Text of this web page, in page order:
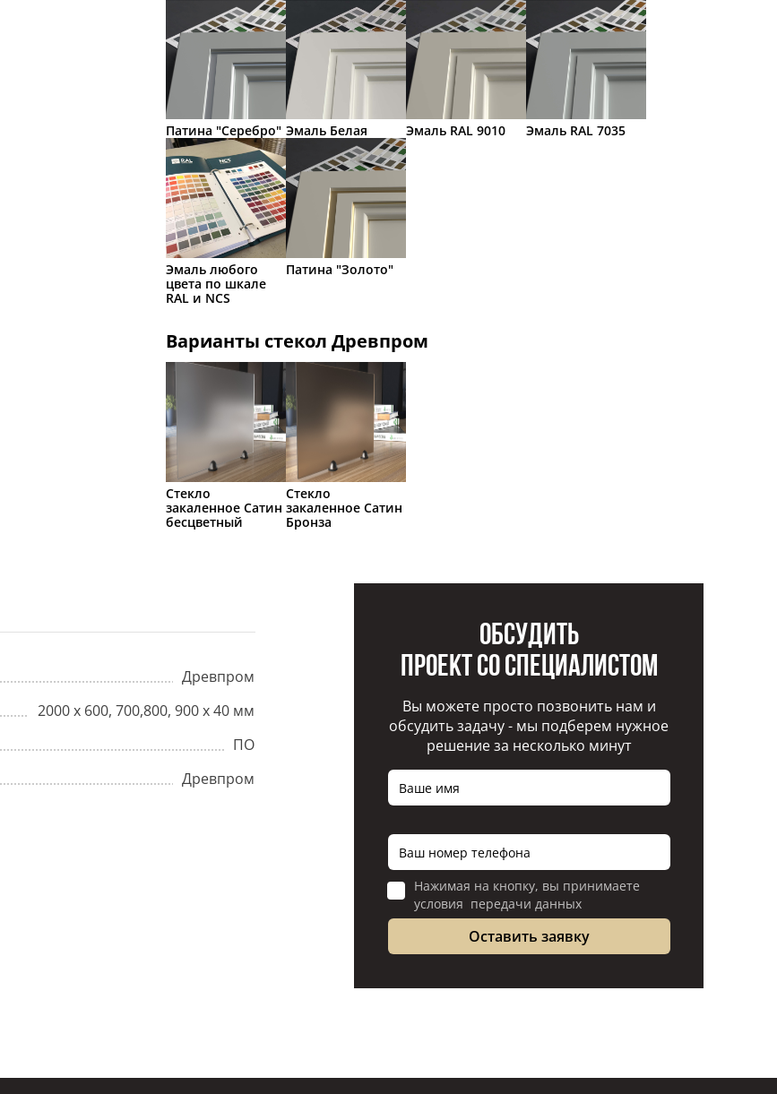
Патина "Серебро" Эмаль Белая Эмаль RAL 9010 Эмаль RAL 7035
Эмаль любого
цвета по шкале
RAL и NCS
Патина "Золото"
Варианты стекол Древпром
Стекло
закаленное Сатин
бесцветный
Стекло
закаленное Сатин
Бронза
Древпром
2000 х 600, 700,800, 900 х 40 мм
ПО
Древпром
Обсудить
проект со специалистом
Вы можете просто позвонить нам и
обсудить задачу - мы подберем нужное
решение за несколько минут
Нажимая на кнопку, вы принимаете
условия передачи данных